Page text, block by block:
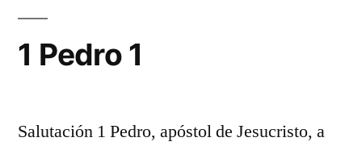
1 Pedro 1
Salutación 1 Pedro, apóstol de Jesucristo, a